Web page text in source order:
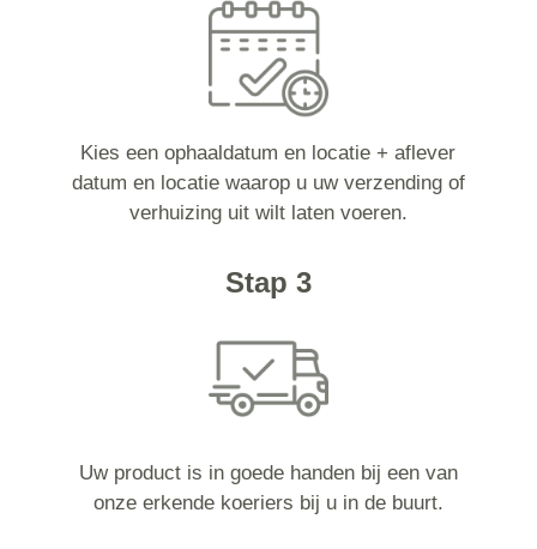
Kies een ophaaldatum en locatie + aflever
datum en locatie waarop u uw verzending of
verhuizing uit wilt laten voeren.
Stap 3
Uw product is in goede handen bij een van
onze erkende koeriers bij u in de buurt.